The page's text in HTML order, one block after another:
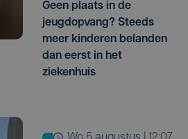
Geen plaats in de
jeugdopvang? Steeds
meer kinderen belanden
dan eerst in het
ziekenhuis